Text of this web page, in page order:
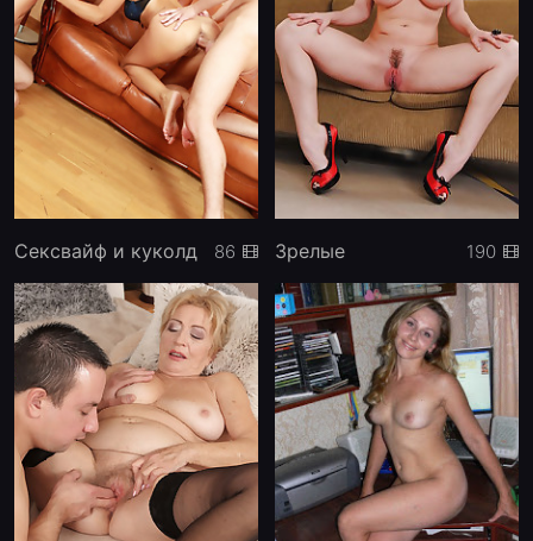
Сексвайф и куколд 86 Зрелые 190